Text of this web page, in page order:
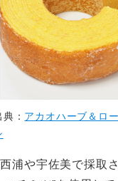
典： アカオハーブ＆ロ
浦や宇佐美で採取